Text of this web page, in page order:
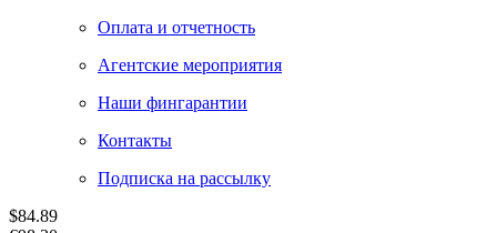
Оплата и отчетность
Агентские мероприятия
Наши фингарантии
Контакты
Подписка на рассылку
$84.89